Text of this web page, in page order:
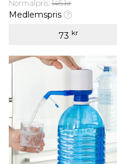
Normalpris:146 kr
Medlemspris
73 kr